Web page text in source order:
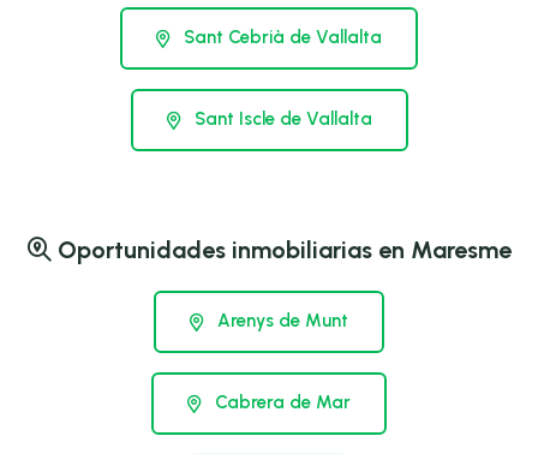
Sant Cebrià de Vallalta
Sant Iscle de Vallalta
Oportunidades inmobiliarias en Maresme
Arenys de Munt
Cabrera de Mar